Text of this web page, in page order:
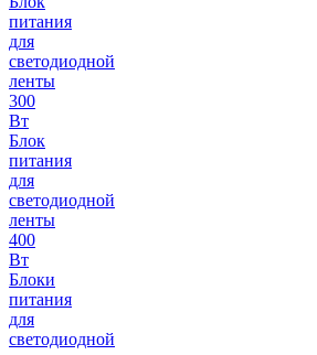
питания
для
светодиодной
ленты
300
Вт
Блок
питания
для
светодиодной
ленты
400
Вт
Блоки
питания
для
светодиодной